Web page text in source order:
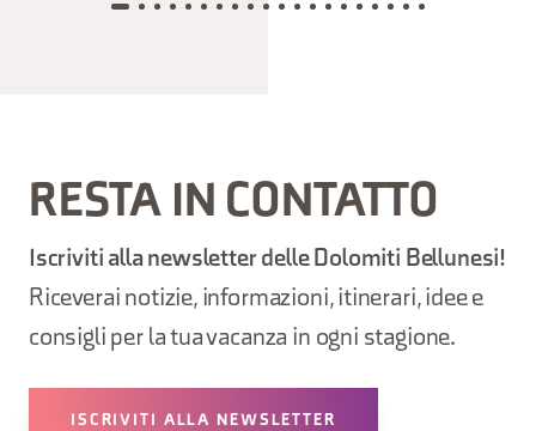
RESTA IN CONTATTO
Iscriviti alla newsletter delle Dolomiti Bellunesi!
Riceverai notizie, informazioni, itinerari, idee e
consigli per la tua vacanza in ogni stagione.
ISCRIVITI ALLA NEWSLETTER